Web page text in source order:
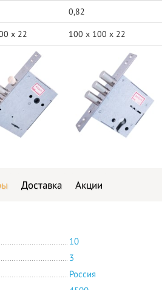
0,82
x 22 100 x 100 x 22
Доставка Акции
10
3
Россия